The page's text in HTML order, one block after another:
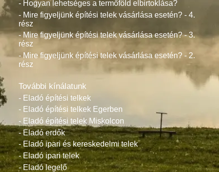
- Hogyan lehetséges a termőföld elbirtoklása?
- Mire figyeljünk építési telek vásárlása esetén? - 4.
rész
- Mire figyeljünk építési telek vásárlása esetén? - 3.
rész
- Mire figyeljünk építési telek vásárlása esetén? - 2.
rész
További kínálatunk
- Eladó építési telkek
- Eladó építési telkek Egerben
- Eladó építési telek Miskolcon
- Eladó erdők
- Eladó ipari és kereskedelmi telek
- Eladó ipari telek
- Eladó legelő